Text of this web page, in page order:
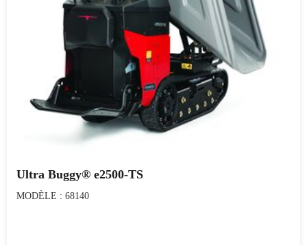
Ultra Buggy® e2500-TS
MODÈLE : 68140